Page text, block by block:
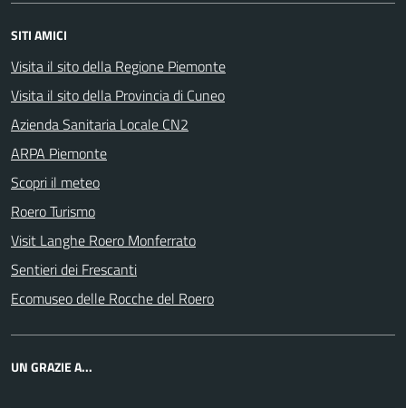
SITI AMICI
Visita il sito della Regione Piemonte
Visita il sito della Provincia di Cuneo
Azienda Sanitaria Locale CN2
ARPA Piemonte
Scopri il meteo
Roero Turismo
Visit Langhe Roero Monferrato
Sentieri dei Frescanti
Ecomuseo delle Rocche del Roero
UN GRAZIE A...